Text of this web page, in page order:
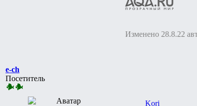
Изменено 28.8.22
e-ch
Посетитель
Kori